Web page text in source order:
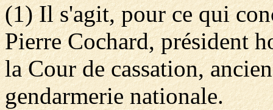
(1) Il s'agit, pour ce qui
Pierre Cochard, président
la Cour de cassation,
gendarmerie nationale.